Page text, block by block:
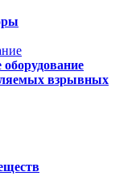
оборудование
взрывных